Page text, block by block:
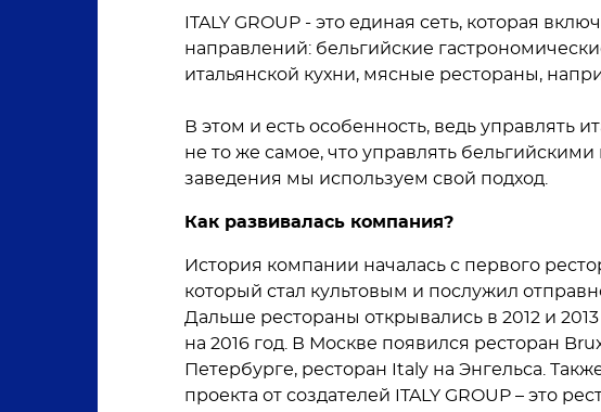
ITALY GROUP - это единая сеть, которая
направлений: бельгийские
итальянской кухни, мясные рестораны,
В этом и есть особенность, ведь управлять
не то же самое, что управлять
заведения мы используем свой подход.
Как развивалась компания?
История компании началась с первого
который стал культовым и послужил
Дальше рестораны открывались в 2012 и
на 2016 год. В Москве появился ресторан
Петербурге, ресторан Italy на Энгельса.
проекта от создателей ITALY GROUP – это